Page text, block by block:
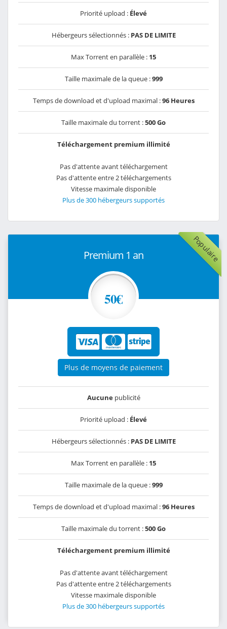
Priorité upload : Élevé
Hébergeurs sélectionnés : PAS DE LIMITE
Max Torrent en parallèle : 15
Taille maximale de la queue :999
Temps de download et d'upload maximal :96 Heures
Taille maximale du torrent :500 Go
Téléchargement premium illimité
Pas d'attente avant téléchargement
Pas d'attente entre 2 téléchargements
Vitesse maximale disponible
Plus de 300 hébergeurs supportés
Populaire
Premium 1 an
50€
Plus de moyens de paiement
Aucunepublicité
Priorité upload : Élevé
Hébergeurs sélectionnés : PAS DE LIMITE
Max Torrent en parallèle : 15
Taille maximale de la queue :999
Temps de download et d'upload maximal :96 Heures
Taille maximale du torrent :500 Go
Téléchargement premium illimité
Pas d'attente avant téléchargement
Pas d'attente entre 2 téléchargements
Vitesse maximale disponible
Plus de 300 hébergeurs supportés